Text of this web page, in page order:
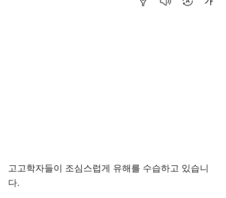
고고학자들이 조심스럽게 유해를 수습하고 있습니
다.